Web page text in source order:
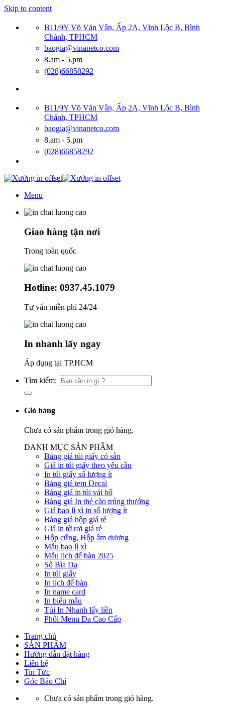
Skip to content
B11/9Y Võ Văn Vân, Ấp 2A, Vĩnh Lộc B, Bình
Chánh, TPHCM
baogia@vinanetco.com
8.am - 5.pm
(028)66858292
B11/9Y Võ Văn Vân, Ấp 2A, Vĩnh Lộc B, Bình
Chánh, TPHCM
baogia@vinanetco.com
8.am - 5.pm
(028)66858292
Menu
Giao hàng tận nơi
Trong toàn quốc
Hotline: 0937.45.1079
Tư vấn miễn phí 24/24
In nhanh lấy ngay
Áp dụng tại TP.HCM
Tìm kiếm:
Giỏ hàng
Chưa có sản phẩm trong giỏ hàng.
DANH MỤC SẢN PHẨM
Bảng giá túi giấy có sẵn
Giá in túi giấy theo yêu cầu
In túi giấy số lượng ít
Bảng giá tem Decal
Bảng giá in túi vải bố
Bảng giá In thẻ cào trúng thưởng
Giá bao lì xì in số lượng ít
Bảng giá hộp giá rẻ
Giá in tờ rơi giá rẻ
Hộp cứng, Hộp âm dương
Mẫu bao lì xì
Mẫu lịch để bàn 2025
Sổ Bìa Da
In túi giấy
In lịch để bàn
In name card
In biểu mẫu
Túi In Nhanh lấy liền
Phôi Menu Da Cao Cấp
Trang chủ
SẢN PHẨM
Hướng dẫn đặt hàng
Liên hệ
Tin Tức
Góc Báo Chí
Chưa có sản phẩm trong giỏ hàng.